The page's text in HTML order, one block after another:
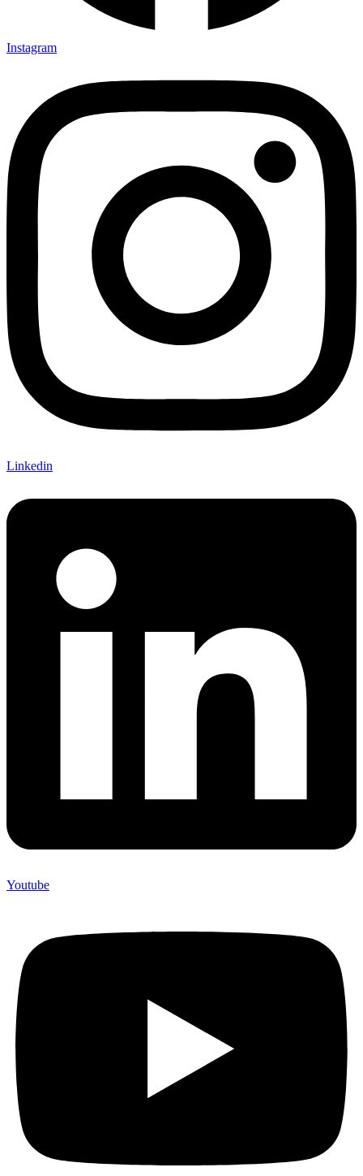
Instagram
Linkedin
Youtube